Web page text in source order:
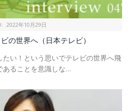
2022年10月29日
の世界へ（日本テレビ）
い！という思いでテレビの世界へ飛
あることを意識しな…